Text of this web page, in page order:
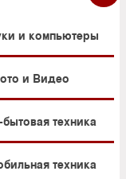
и компьютеры
и Видео
техника
техника